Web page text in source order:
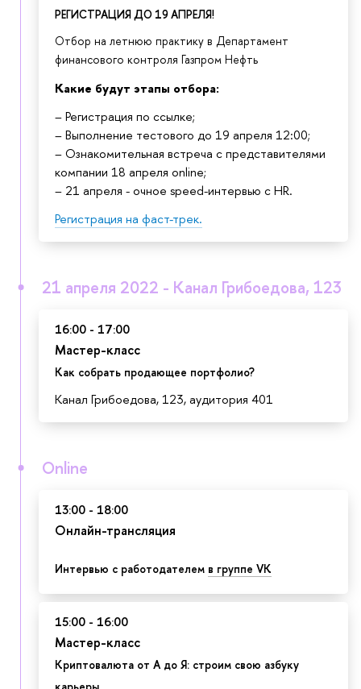
РЕГИСТРАЦИЯ ДО 19 АПРЕЛЯ!
Отбор на летнюю практику в Департамент
финансового контроля Газпром Нефть
Какие будут этапы отбора:
– Регистрация по ссылке;
– Выполнение тестового до 19 апреля 12:00;
– Ознакомительная встреча с представителями
компании 18 апреля online;
– 21 апреля - очное speed-интервью с HR.
Регистрация на фаст-трек.
21 апреля 2022 - Канал Грибоедова, 123
16:00 - 17:00
Мастер-класс
Как собрать продающее портфолио?
Канал Грибоедова, 123, аудитория 401
Online
13:00 - 18:00
Онлайн-трансляция
Интервью с работодателем в группе VK
15:00 - 16:00
Мастер-класс
Криптовалюта от А до Я: строим свою азбуку